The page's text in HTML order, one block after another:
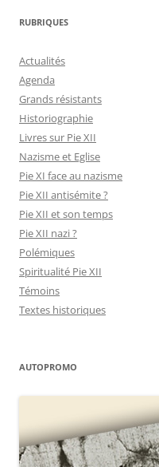
RUBRIQUES
Actualités
Agenda
Grands résistants
Historiographie
Livres sur Pie XII
Nazisme et Eglise
Pie XI face au nazisme
Pie XII antisémite ?
Pie XII et son temps
Pie XII nazi ?
Polémiques
Spiritualité Pie XII
Témoins
Textes historiques
AUTOPROMO